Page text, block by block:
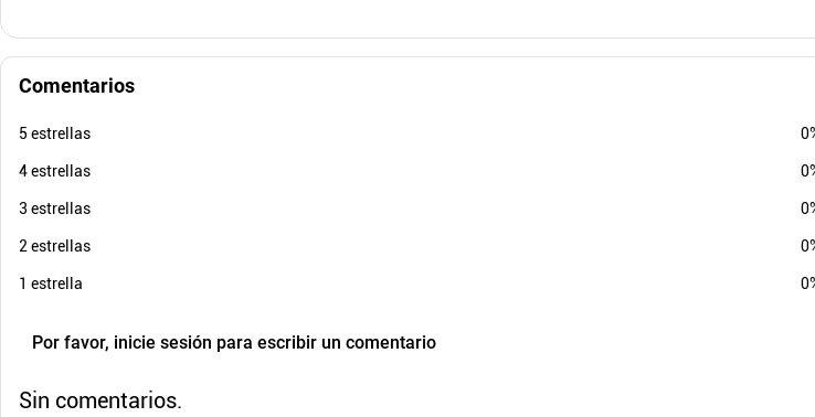
experiencia auditiva envolvente.
amplificar tu voz.
Entrada Auxiliar y USB: Conecta otros dispositivos a través del cable auxiliar o reproduce música
Diseño Portátil: Asa incorporada para transportar fácilmente y disfrutar de la música en cualquier
**INFORMACION IMPORTANTE **El color de la foto es referencial para que puedas ver los atributos
NOTA : La foto de este producto ha sido ambientada, por lo cual no incluye ningún adorno, ni
Observaciones De Garantía: 3 Meses **** La garantía de este producto es exclusivamente por defectos
Comentarios
5 estrellas
4 estrellas
3 estrellas
2 estrellas
1 estrella
Por favor, inicie sesión para escribir un comentario
Sin comentarios.